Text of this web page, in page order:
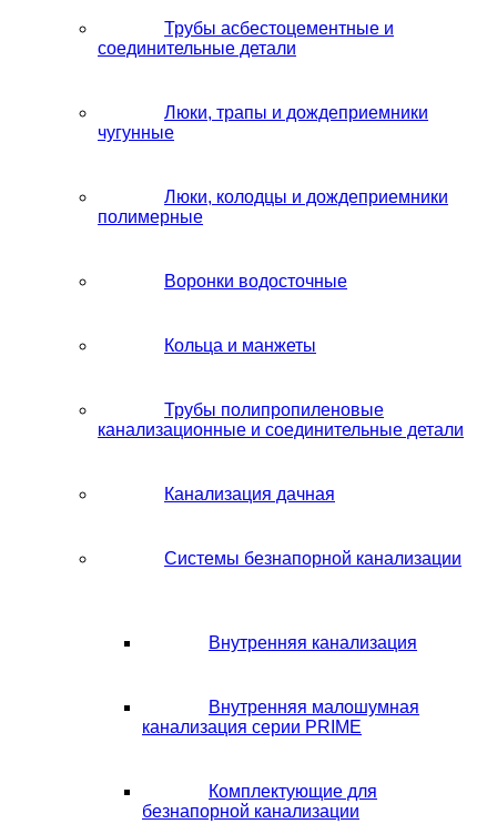
Трубы асбестоцементные и
соединительные детали
Люки, трапы и дождеприемники
чугунные
Люки, колодцы и дождеприемники
полимерные
Воронки водосточные
Кольца и манжеты
Трубы полипропиленовые
канализационные и соединительные детали
Канализация дачная
Системы безнапорной канализации
Внутренняя канализация
Внутренняя малошумная
канализация серии PRIME
Комплектующие для
безнапорной канализации